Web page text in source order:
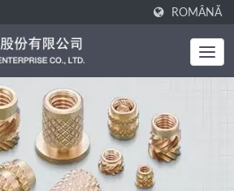
ROMÂNĂ